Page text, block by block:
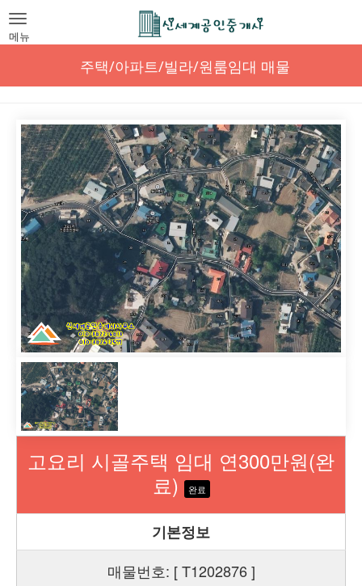
Toggle
navigation
메뉴
주택/아파트/빌라/원룸임대 매물
고요리 시골주택 임대 연300만원(완
료)
완료
기본정보
매물번호: [ T1202876 ]